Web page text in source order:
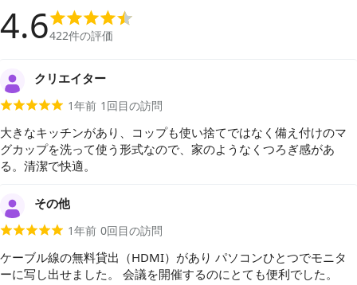
4.6422件の評価
クリエイター
1年前 1 回目の訪問
大きなキッチンがあり、コップも使い捨てではなく備え付けのマ
グカップを洗って使う形式なので、家のようなくつろぎ感があ
る。清潔で快適。
その他
1年前 0回目の訪問
ケーブル線の無料貸出（HDMI）があり パソコンひとつでモニタ
ーに写し出せました。 会議を開催するのにとても便利でした。